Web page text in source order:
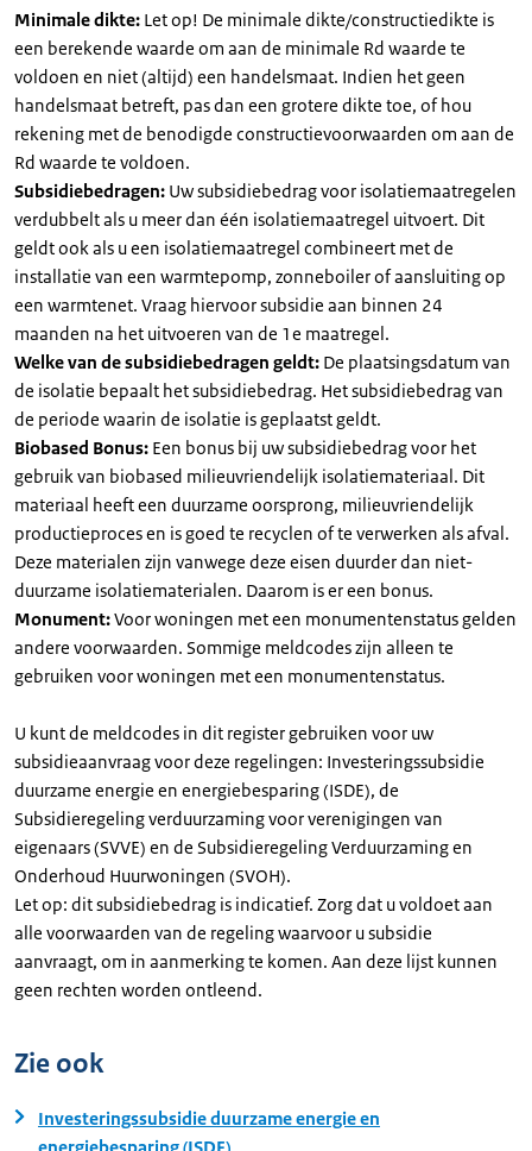
Minimale dikte: Let op! De minimale dikte/constructiedikte is
een berekende waarde om aan de minimale Rd waarde te
voldoen en niet (altijd) een handelsmaat. Indien het geen
handelsmaat betreft, pas dan een grotere dikte toe, of hou
rekening met de benodigde constructievoorwaarden om aan de
Rd waarde te voldoen.
Subsidiebedragen: Uw subsidiebedrag voor isolatiemaatregelen
verdubbelt als u meer dan één isolatiemaatregel uitvoert. Dit
geldt ook als u een isolatiemaatregel combineert met de
installatie van een warmtepomp, zonneboiler of aansluiting op
een warmtenet. Vraag hiervoor subsidie aan binnen 24
maanden na het uitvoeren van de 1e maatregel.
Welke van de subsidiebedragen geldt: De plaatsingsdatum van
de isolatie bepaalt het subsidiebedrag. Het subsidiebedrag van
de periode waarin de isolatie is geplaatst geldt.
Biobased Bonus: Een bonus bij uw subsidiebedrag voor het
gebruik van biobased milieuvriendelijk isolatiemateriaal. Dit
materiaal heeft een duurzame oorsprong, milieuvriendelijk
productieproces en is goed te recyclen of te verwerken als afval.
Deze materialen zijn vanwege deze eisen duurder dan niet-
duurzame isolatiematerialen. Daarom is er een bonus.
Monument:Voor woningen met een monumentenstatus gelden
andere voorwaarden. Sommige meldcodes zijn alleen te
gebruiken voor woningen met een monumentenstatus.
U kunt de meldcodes in dit register gebruiken voor uw
subsidieaanvraag voor deze regelingen: Investeringssubsidie
duurzame energie en energiebesparing (ISDE), de
Subsidieregeling verduurzaming voor verenigingen van
eigenaars (SVVE) en de Subsidieregeling Verduurzaming en
Onderhoud Huurwoningen (SVOH).
Let op: dit subsidiebedrag is indicatief. Zorg dat u voldoet aan
alle voorwaarden van de regeling waarvoor u subsidie
aanvraagt, om in aanmerking te komen. Aan deze lijst kunnen
geen rechten worden ontleend.
Zie ook
Investeringssubsidie duurzame energie en